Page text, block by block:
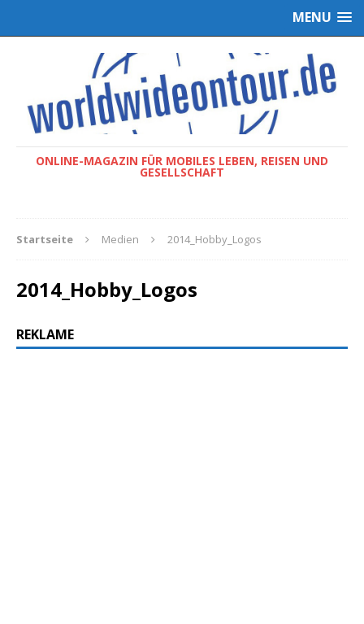
MENU
ONLINE-MAGAZIN FÜR MOBILES LEBEN, REISEN UND
GESELLSCHAFT
Startseite Medien 2014_Hobby_Logos
2014_Hobby_Logos
REKLAME